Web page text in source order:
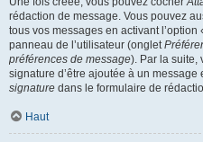
rédaction de message. Vous pouvez
tous vos messages en activant
panneau de l’utilisateur (onglet
préférences de message). Par la suite,
signature d’être ajoutée à un
signature dans le formulaire de
Haut